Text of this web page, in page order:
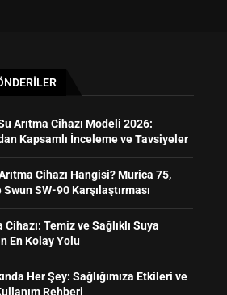
Arıtma Cihazı Modeli 2026:
Kapsamlı İnceleme ve Tavsiyeler
Cihazı Hangisi? Murica 75,
Swun SW-90 Karşılaştırması
Cihazı: Temiz ve Sağlıklı Suya
En Kolay Yolu
Her Şey: Sağlığımıza Etkileri ve
Rehberi